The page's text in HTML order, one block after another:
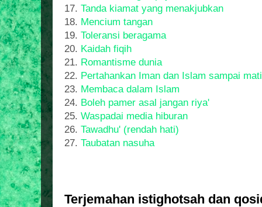
17. Tanda kiamat yang menakjubkan
18. Mencium tangan
19. Toleransi beragama
20. Kaidah fiqih
21. Romantisme dunia
22. Pertahankan Iman dan Islam sampai mati
23. Membaca dalam Islam
24. Boleh pamer asal jangan riya'
25. Waspadai media hiburan
26. Tawadhu' (rendah hati)
27. Taubatan nasuha
Terjemahan istighotsah dan